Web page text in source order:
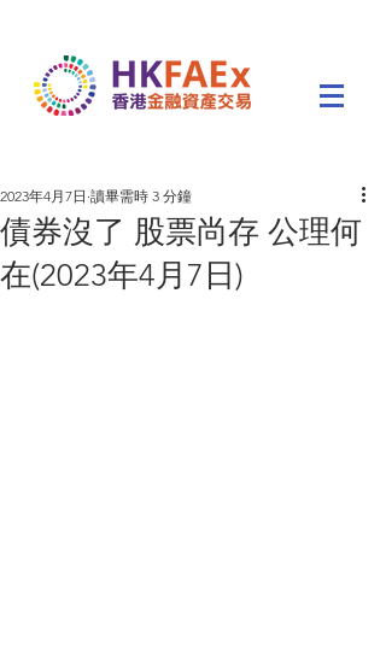
債券沒了 股票尚存 公理何
在(2023年4月7日)
2023年4月7日 讀畢需時 3 分鐘